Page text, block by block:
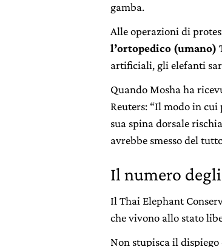
gamba.
Alle operazioni di
l’ortopedico (umano)
artificiali, gli elefanti
Quando Mosha ha
Reuters: “Il modo in
sua spina dorsale
avrebbe smesso del
Il numero
Il Thai Elephant
che vivono allo stato
Non stupisca il dispiego